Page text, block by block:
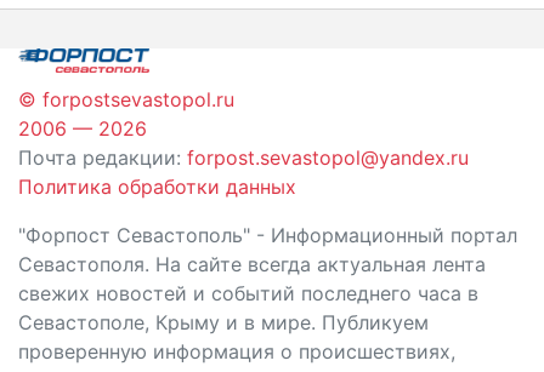
записям
© forpostsevastopol.ru
2006 — 2026
Почта редакции: forpost.sevastopol@yandex.ru
Политика обработки данных
"Форпост Севастополь" - Информационный портал
Севастополя. На сайте всегда актуальная лента
свежих новостей и событий последнего часа в
Севастополе, Крыму и в мире. Публикуем
проверенную информация о происшествиях,